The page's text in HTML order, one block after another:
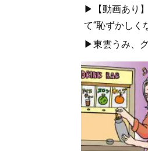
▶【動画あり
て“恥ずかしく
▶東雲うみ、